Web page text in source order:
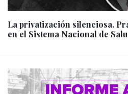
La privatización silenciosa.
en el Sistema Nacional de